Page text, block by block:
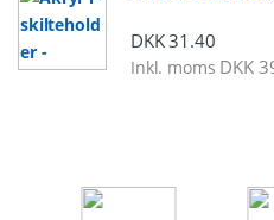
DKK31.40
Inkl. moms DKK